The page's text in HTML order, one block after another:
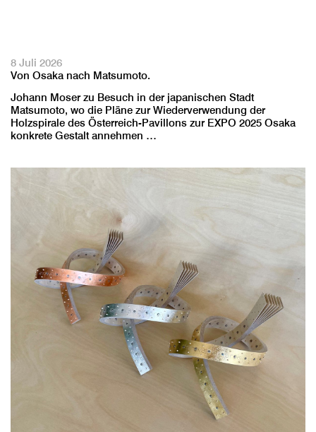
8 Juli 2026
Von Osaka nach Matsumoto.
Johann Moser zu Besuch in der japanischen Stadt
Matsumoto, wo die Pläne zur Wiederverwendung der
Holzspirale des Österreich-Pavillons zur EXPO 2025 Osaka
konkrete Gestalt annehmen …